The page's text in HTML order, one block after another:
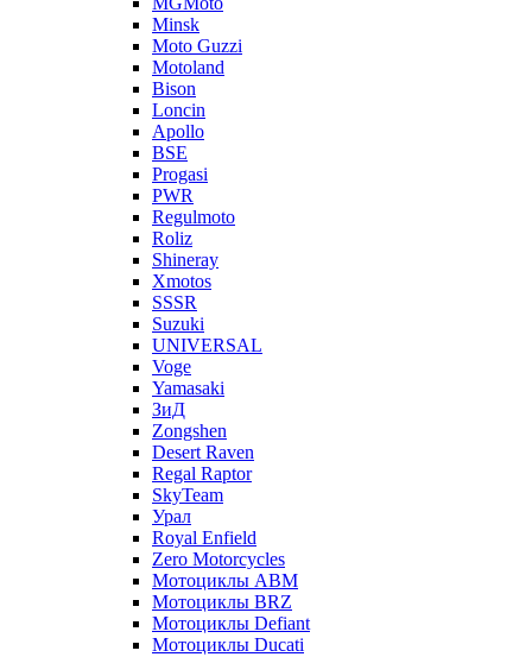
Minsk
Moto Guzzi
Motoland
Bison
Loncin
Apollo
BSE
Progasi
PWR
Regulmoto
Roliz
Shineray
Xmotos
SSSR
Suzuki
UNIVERSAL
Voge
Yamasaki
ЗиД
Zongshen
Desert Raven
Regal Raptor
SkyTeam
Урал
Royal Enfield
Zero Motorcycles
Мотоциклы ABM
Мотоциклы BRZ
Мотоциклы Defiant
Мотоциклы Ducati